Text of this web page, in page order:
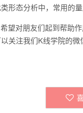
形态分析中，常用的
对朋友们起到帮助
关注我们K线学院的